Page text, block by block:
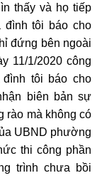
thấy và họ tiếp
tôi báo cho
đứng bên ngoài
11/1/2020 công
tôi báo cho
biên bản sự
rào mà không có
UBND phường
thi công phần
trình chưa bồi